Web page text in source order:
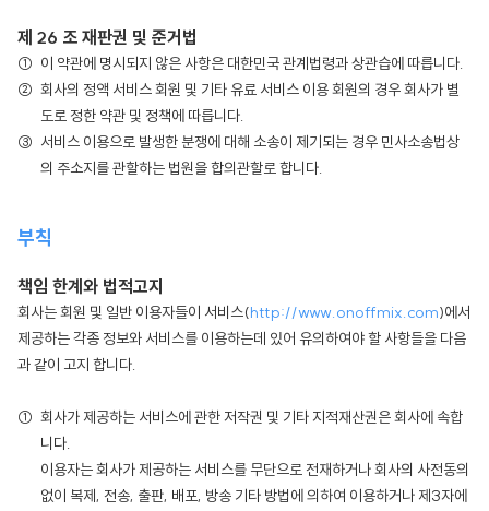
제 26 조 재판권 및 준거법
이 약관에 명시되지 않은 사항은 대한민국 관계법령과 상관습에 따릅니다.
회사의 정액 서비스 회원 및 기타 유료 서비스 이용 회원의 경우 회사가 별
도로 정한 약관 및 정책에 따릅니다.
서비스 이용으로 발생한 분쟁에 대해 소송이 제기되는 경우 민사소송법상
의 주소지를 관할하는 법원을 합의관할로 합니다.
부칙
책임 한계와 법적고지
회사는 회원 및 일반 이용자들이 서비스(http://www.onoffmix.com)에서
제공하는 각종 정보와 서비스를 이용하는데 있어 유의하여야 할 사항들을 다음
과 같이 고지 합니다.
회사가 제공하는 서비스에 관한 저작권 및 기타 지적재산권은 회사에 속합
니다.
이용자는 회사가 제공하는 서비스를 무단으로 전재하거나 회사의 사전동의
없이 복제, 전송, 출판, 배포, 방송 기타 방법에 의하여 이용하거나 제3자에